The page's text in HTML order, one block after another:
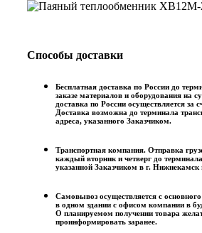
Способы доставки
Бесплатная доставка по России до
заказе материалов и оборудования на
доставка по России осуществляется за
Доставка возможна до терминала
адреса, указанного Заказчиком.
Транспортная компания. Отправка
каждый вторник и четверг до
указанной Заказчиком в г.
Самовывоз осуществляется с
в одном здании с офисом компании в
О планируемом получении товара
проинформировать заранее.